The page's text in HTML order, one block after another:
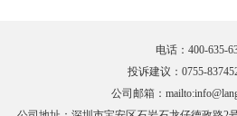
电话：400-635-
投诉建议：0755-
公司邮箱：